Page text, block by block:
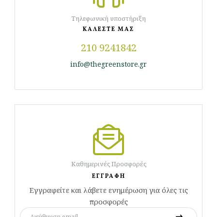
Τηλεφωνική υποστήριξη
ΚΑΛΕΣΤΕ ΜΑΣ
210 9241842
info@thegreenstore.gr
Καθημερινές Προσφορές
ΕΓΓΡΑΦΗ
Εγγραφείτε και λάβετε ενημέρωση για όλες τις
προσφορές